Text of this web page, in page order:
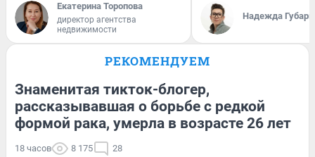
Екатерина Торопова
директор агентства
недвижимости
Надежда Губарь
РЕКОМЕНДУЕМ
Знаменитая тикток-блогер,
рассказывавшая о борьбе с редкой
формой рака, умерла в возрасте 26 лет
18 часов 8 175 28